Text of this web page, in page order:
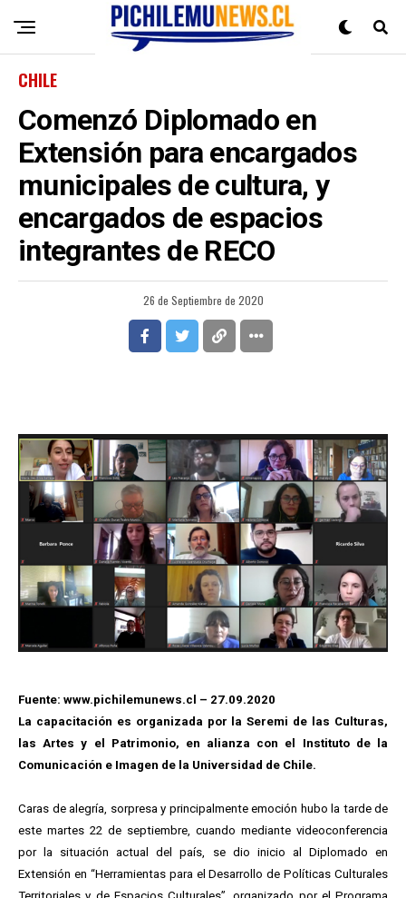
CHILE
Comenzó Diplomado en
Extensión para encargados
municipales de cultura, y
encargados de espacios
integrantes de RECO
26 de Septiembre de 2020
Fuente: www.pichilemunews.cl – 27.09.2020
La capacitación es organizada por la Seremi de las Culturas,
las Artes y el Patrimonio, en alianza con el Instituto de la
Comunicación e Imagen de la Universidad de Chile.
Caras de alegría, sorpresa y principalmente emoción hubo la tarde de
este martes 22 de septiembre, cuando mediante videoconferencia
por la situación actual del país, se dio inicio al Diplomado en
Extensión en “Herramientas para el Desarrollo de Políticas Culturales